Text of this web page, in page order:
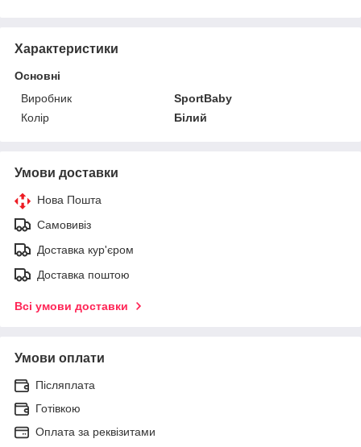
Характеристики
Основні
Виробник
SportBaby
Колір
Білий
Умови доставки
Нова Пошта
Самовивіз
Доставка кур'єром
Доставка поштою
Всі умови доставки
Умови оплати
Післяплата
Готівкою
Оплата за реквізитами